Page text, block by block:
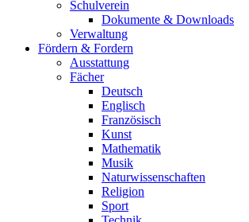
Schulverein
Dokumente & Downloads
Verwaltung
Fördern & Fordern
Ausstattung
Fächer
Deutsch
Englisch
Französisch
Kunst
Mathematik
Musik
Naturwissenschaften
Religion
Sport